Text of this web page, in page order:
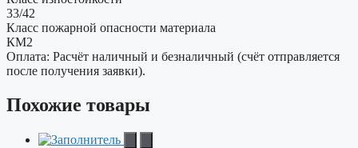
33/42
Класс пожарной опасности материала
КМ2
Оплата: Расчёт наличный и безналичный (счёт отправляется
после получения заявки).
Похожие товары